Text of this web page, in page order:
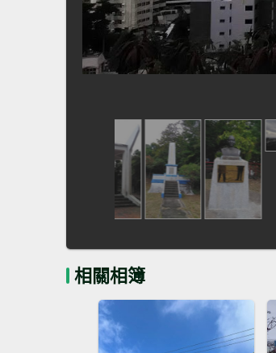
相關相簿